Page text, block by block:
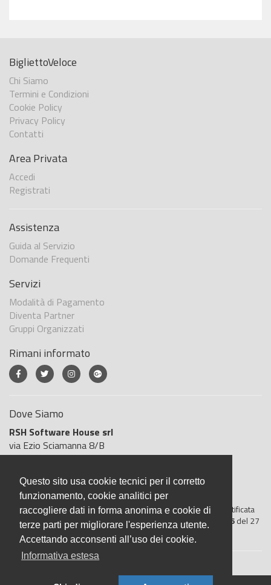
Questo sito usa cookie tecnici per il corretto
funzionamento, cookie analitici per
raccogliere dati in forma anonima e cookie di
terze parti per migliorare l'esperienza utente.
Accettando acconsenti all’uso dei cookie.
Informativa estesa
BigliettoVeloce
Chi Siamo
Termini e Condizioni
Cookie Policy
Privacy Policy
Contatti
Area Privata
Accedi
Registrati
Assistenza
Guida al Servizio
Domande Frequenti
Servizi
Modalità di Pagamento
Diventa Partner
Gruppi Organizzati
Rimani informato
Dove Siamo
RSH Software House srl
via Ezio Sciamanna 8/B
00168 Roma
Italia
BigliettoVeloce è basato sulla piattaforma"GeSiFi ver 1.5"
certificata
dall’Agenzia delle Entrate con protocollo numero2021/103896 del 27
aprile 2021